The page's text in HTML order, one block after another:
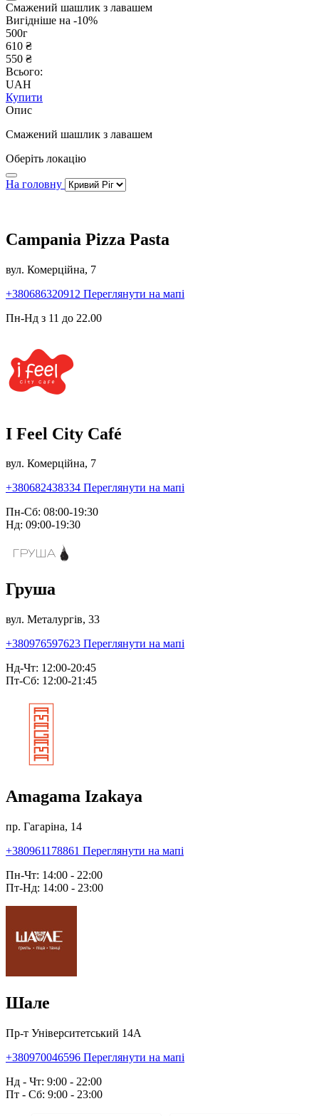
Смажений шашлик з лавашем
Вигідніше на -10%
500г
610 ₴
550 ₴
Всього:
UAH
Купити
Опис
Смажений шашлик з лавашем
Оберіть локацію
На головну
Campania Pizza Pasta
вул. Комерційна, 7
+380686320912 Переглянути на мапі
Пн-Нд з 11 до 22.00
I Feel City Café
вул. Комерційна, 7
+380682438334 Переглянути на мапі
Пн-Сб: 08:00-19:30
Нд: 09:00-19:30
Груша
вул. Металургів, 33
+380976597623 Переглянути на мапі
Нд-Чт: 12:00-20:45
Пт-Сб: 12:00-21:45
Amagama Izakaya
пр. Гагаріна, 14
+380961178861 Переглянути на мапі
Пн-Чт: 14:00 - 22:00
Пт-Нд: 14:00 - 23:00
Шале
Пр-т Університетський 14А
+380970046596 Переглянути на мапі
Нд - Чт: 9:00 - 22:00
Пт - Сб: 9:00 - 23:00